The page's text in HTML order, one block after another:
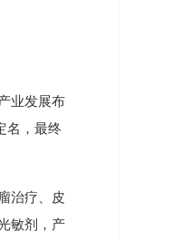
业发展布
名，最终
治疗、皮
敏剂，产